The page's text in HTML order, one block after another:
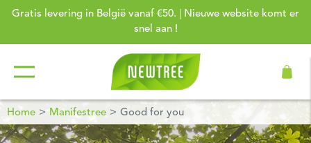
Gratis levering in België vanaf €50. | Nieuwe website komt er
snel aan !
Home Manifestree Good for you